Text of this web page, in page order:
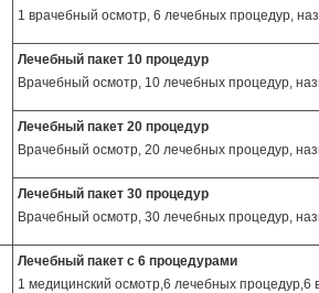
1 врачебный осмотр, 6 лечебных процедур,
Лечебный пакет 10 процедур
Врачебный осмотр, 10 лечебных процедур,
Лечебный пакет 20 процедур
Врачебный осмотр, 20 лечебных процедур,
Лечебный пакет 30 процедур
Врачебный осмотр, 30 лечебных процедур,
Лечебный пакет с 6 процедурами
1 медицинский осмотр,6 лечебных процедур,6